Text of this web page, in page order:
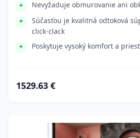
Nevyžaduje obmurovanie ani
Súčasťou je kvalitná odtoková
click-clack
Poskytuje vysoký komfort a
1529.63 €